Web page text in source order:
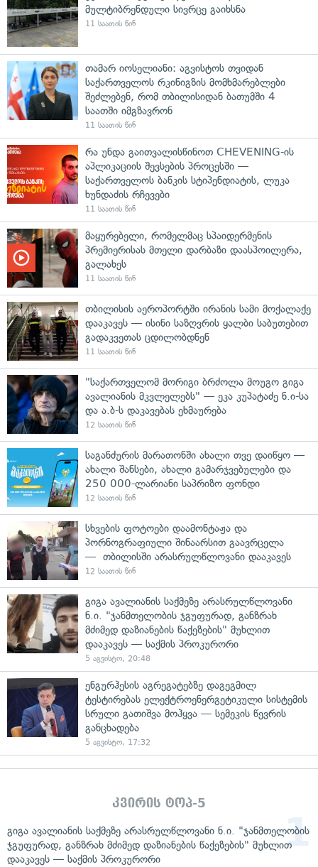
მულტიბრენდული სივრცე გაიხსნა
11 საათის წინ
თამარ იოსელიანი: აგვისტოს თვიდან
საქართველოს რკინიგზის მომხმარებლები
შეძლებენ, რომ თბილისიდან ბათუმში 4
საათში იმგზავრონ
11 საათის წინ
რა უნდა გაითვალისწინოთ CHEVENING-ის
აპლიკაციის შევსების პროცესში —
საქართველოს ბანკის სტიპენდიატის, ლუკა
ხუნდაძის რჩევები
11 საათის წინ
მაყურებელი, რომელმაც სპაიდერმენის
პრემიერისას მთელი დარბაზი დაასპოილერა,
გალახეს
11 საათის წინ
თბილისის აეროპორტში ირანის სამი მოქალაქე
დააკავეს — ისინი საზღვრის ყალბი საბუთებით
გადაკვეთას ცდილობდნენ
11 საათის წინ
"საქართველომ მორიგი ბრძოლა მოუგო გიგა
ავალიანის მკვლელებს" — ეკა კუპატაძე ნ.ი-სა
და ა.ბ-ს დაკავებას ეხმაურება
12 საათის წინ
საგანძურის მარათონში ახალი თვე დაიწყო —
ახალი შანსები, ახალი გამარჯვებულები და
250 000-ლარიანი საპრიზო ფონდი
12 საათის წინ
სხვების ფოტოები დაამონტაჟა და
პორნოგრაფიული შინაარსით გაავრცელა
— თბილისში არასრულწლოვანი დააკავეს
12 საათის წინ
გიგა ავალიანის საქმეზე არასრულწლოვანი
ნ.ი. "ჯანმთელობის ჯგუფურად, განზრახ
მძიმედ დაზიანების წაქეზების" მუხლით
დააკავეს — საქმის პროკურორი
5 აგვისტო, 20:48
ენგურჰესის აგრეგატებზე დაგეგმილ
ტესტირებას ელექტროენერგეტიკული სისტემის
სრული გათიშვა მოჰყვა — სემეკის წევრის
განცხადება
5 აგვისტო, 17:32
კვირის ტოპ-5
გიგა ავალიანის საქმეზე არასრულწლოვანი ნ.ი. "ჯანმთელობის
ჯგუფურად, განზრახ მძიმედ დაზიანების წაქეზების" მუხლით
დააკავეს — საქმის პროკურორი